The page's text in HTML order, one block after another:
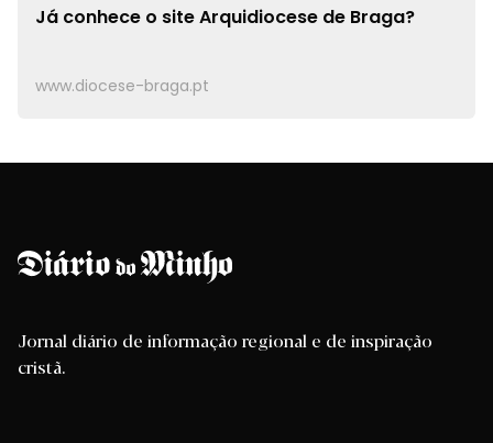
Já conhece o siteArquidiocese de Braga?
www.diocese-braga.pt
Jornal diário de informação regional e de inspiração
cristã.